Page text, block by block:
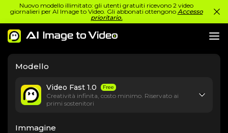
Nuovo modello illimitato: gli utenti gratuiti ricevono 2 video
giornalieri per AI Image to Video. Gli abbonati ottengono Accesso
prioritario.
Modello
Video Fast 1.0 Free
Creatività infinita, costo minimo. Riservato ai
primi sostenitori
Immagine